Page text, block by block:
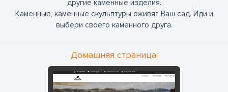
другие каменные изделия.
Каменные, каменные скульптуры оживят Ваш сад. Иди и
выбери своего каменного друга.
Домашняя страница: